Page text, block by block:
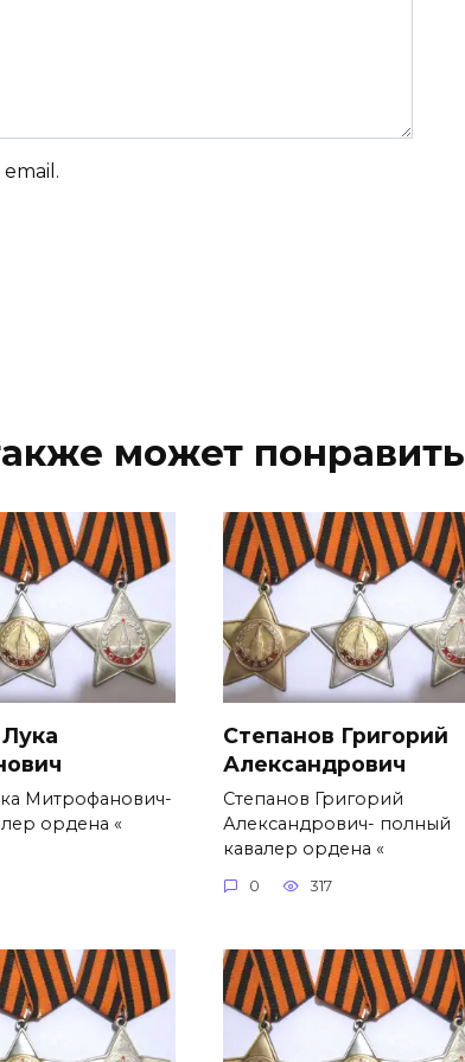
может
Митрофанович-
ордена «
Степанов Григорий
Александро­вич
Степанов Григорий
Александро­вич- полный
кавалер ордена «
0 317